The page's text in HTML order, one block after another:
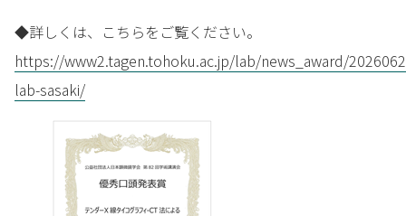
◆詳しくは、こちらをご覧ください。
https://www2.tagen.tohoku.ac.jp/lab/news_award/
lab-sasaki/